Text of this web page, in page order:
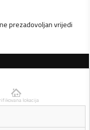
prezadovoljan vrijedi
lokacija